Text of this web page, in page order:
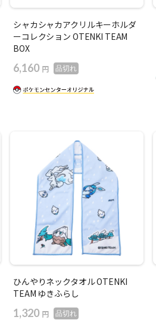
シャカシャカアクリルキーホルダ
ーコレクション OTENKI TEAM
BOX
6,160 円 品切れ
ひんやりネックタオル OTENKI
TEAM ゆきふらし
1,320 円 品切れ